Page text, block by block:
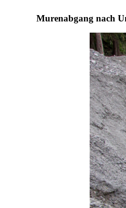
Murenabgang nach